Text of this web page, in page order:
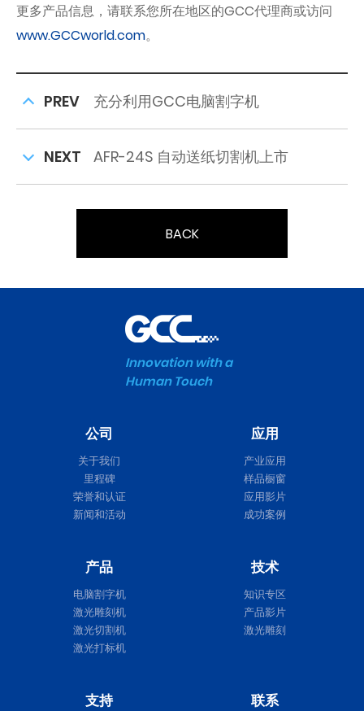
更多产品信息，请联系您所在地区的GCC代理商或访问
www.GCCworld.com。
PREV 充分利用GCC电脑割字机
NEXT AFR-24S 自动送纸切割机上市
BACK
Innovation with a
Human Touch
公司
关于我们
里程碑
荣誉和认证
新闻和活动
应用
产业应用
样品橱窗
应用影片
成功案例
产品
电脑割字机
激光雕刻机
激光切割机
激光打标机
技术
知识专区
产品影片
激光雕刻
支持 联系